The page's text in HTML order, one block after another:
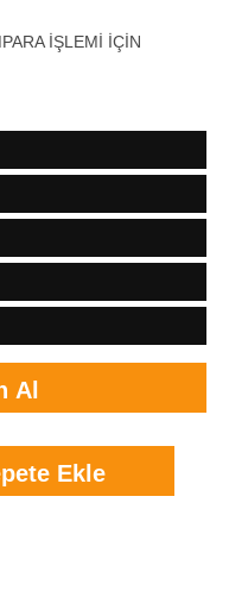
İŞLEMİ İÇİN